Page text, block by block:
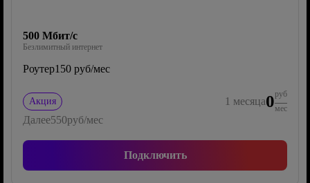
500 Мбит/с
Безлимитный интернет
Роутер150 руб/мес
Акция 1 месяца0руб
мес
Далее550руб/мес
Подключить